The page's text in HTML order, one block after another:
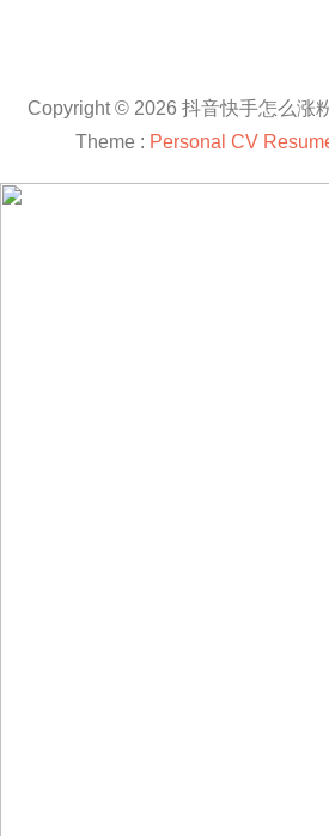
Copyright © 2026 抖音快手怎么涨
Theme : Personal CV